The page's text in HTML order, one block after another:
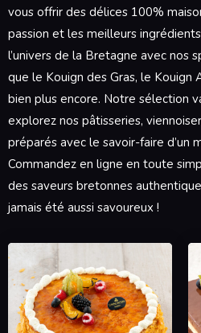
vous offrir des délices 100%
passion et les meilleurs
l’univers de la Bretagne avec nos
que le Kouign des Gras, le Kouign
bien plus encore. Notre sélection
explorez nos pâtisseries,
préparés avec le savoir-faire d’un
Commandez en ligne en toute
des saveurs bretonnes
jamais été aussi savoureux !